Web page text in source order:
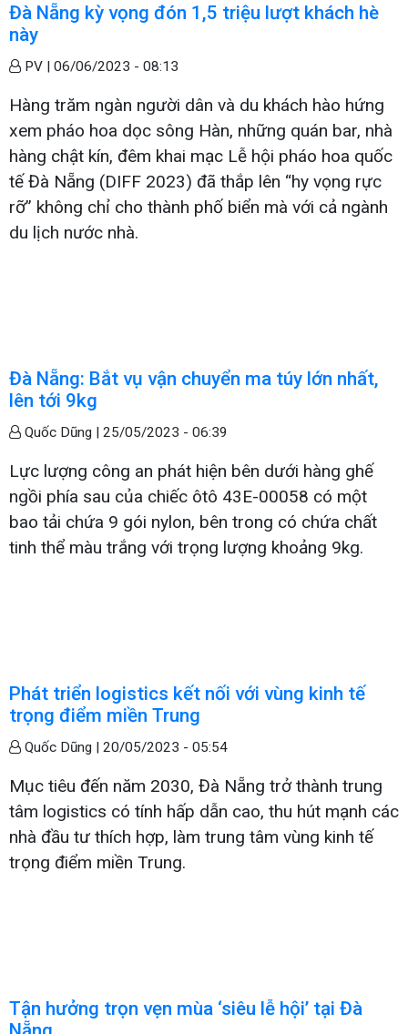
Đà Nẵng kỳ vọng đón 1,5 triệu lượt khách hè
này
PV | 06/06/2023 - 08:13
Hàng trăm ngàn người dân và du khách hào hứng
xem pháo hoa dọc sông Hàn, những quán bar, nhà
hàng chật kín, đêm khai mạc Lễ hội pháo hoa quốc
tế Đà Nẵng (DIFF 2023) đã thắp lên “hy vọng rực
rỡ” không chỉ cho thành phố biển mà với cả ngành
du lịch nước nhà.
Đà Nẵng: Bắt vụ vận chuyển ma túy lớn nhất,
lên tới 9kg
Quốc Dũng | 25/05/2023 - 06:39
Lực lượng công an phát hiện bên dưới hàng ghế
ngồi phía sau của chiếc ôtô 43E-00058 có một
bao tải chứa 9 gói nylon, bên trong có chứa chất
tinh thể màu trắng với trọng lượng khoảng 9kg.
Phát triển logistics kết nối với vùng kinh tế
trọng điểm miền Trung
Quốc Dũng | 20/05/2023 - 05:54
Mục tiêu đến năm 2030, Đà Nẵng trở thành trung
tâm logistics có tính hấp dẫn cao, thu hút mạnh các
nhà đầu tư thích hợp, làm trung tâm vùng kinh tế
trọng điểm miền Trung.
Tận hưởng trọn vẹn mùa ‘siêu lễ hội’ tại Đà